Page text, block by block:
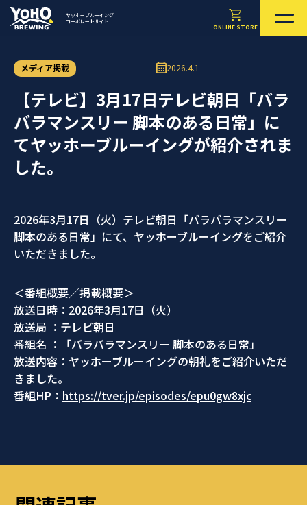
ヤッホーブルーイング
コーポレートサイト
ONLINE STORE
メディア掲載 2026.4.1
【テレビ】3月17日テレビ朝日「バラ
バラマンスリー 脚本のある日常」に
てヤッホーブルーイングが紹介されま
した。
2026年3月17日（火）テレビ朝日「バラバラマンスリー
脚本のある日常」にて、ヤッホーブルーイングをご紹介
いただきました。
＜番組概要／掲載概要＞
放送日時：2026年3月17日（火）
放送局 ：テレビ朝日
番組名 ：「バラバラマンスリー 脚本のある日常」
放送内容：ヤッホーブルーイングの朝礼をご紹介いただ
きました。
番組HP： https://tver.jp/episodes/epu0gw8xjc